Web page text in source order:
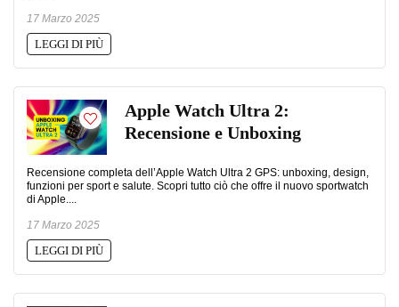
17 Marzo 2025
LEGGI DI PIÙ
Apple Watch Ultra 2:
Recensione e Unboxing
Recensione completa dell’Apple Watch Ultra 2 GPS: unboxing, design,
funzioni per sport e salute. Scopri tutto ciò che offre il nuovo sportwatch
di Apple....
17 Marzo 2025
LEGGI DI PIÙ